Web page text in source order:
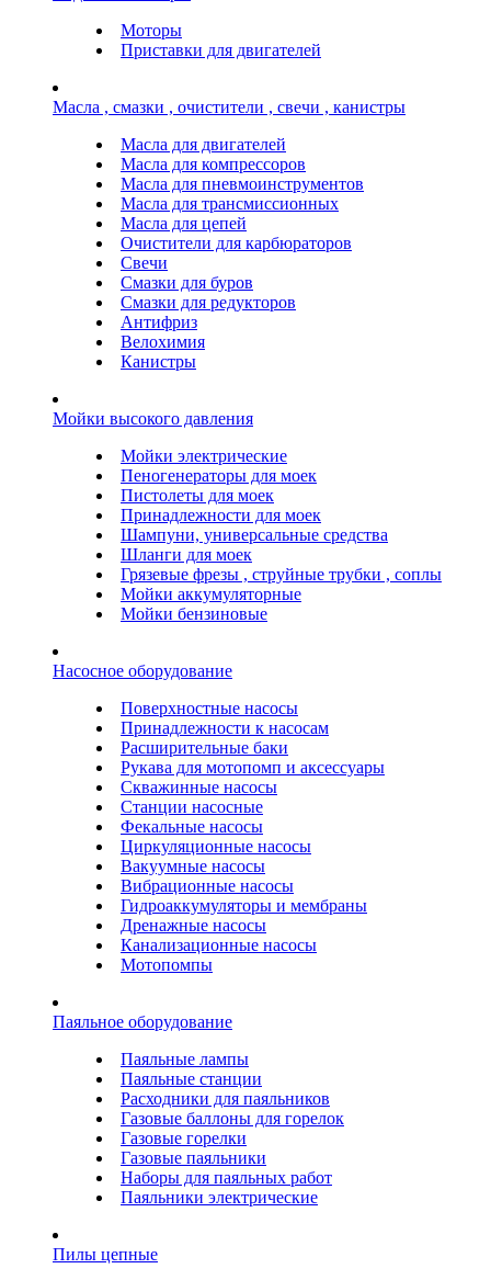
Моторы
Приставки для двигателей
Масла , смазки , очистители , свечи , канистры
Масла для двигателей
Масла для компрессоров
Масла для пневмоинструментов
Масла для трансмиссионных
Масла для цепей
Очистители для карбюраторов
Свечи
Смазки для буров
Смазки для редукторов
Антифриз
Велохимия
Канистры
Мойки высокого давления
Мойки электрические
Пеногенераторы для моек
Пистолеты для моек
Принадлежности для моек
Шампуни, универсальные средства
Шланги для моек
Грязевые фрезы , струйные трубки , соплы
Мойки аккумуляторные
Мойки бензиновые
Насосное оборудование
Поверхностные насосы
Принадлежности к насосам
Расширительные баки
Рукава для мотопомп и аксессуары
Скважинные насосы
Станции насосные
Фекальные насосы
Циркуляционные насосы
Вакуумные насосы
Вибрационные насосы
Гидроаккумуляторы и мембраны
Дренажные насосы
Канализационные насосы
Мотопомпы
Паяльное оборудование
Паяльные лампы
Паяльные станции
Расходники для паяльников
Газовые баллоны для горелок
Газовые горелки
Газовые паяльники
Наборы для паяльных работ
Паяльники электрические
Пилы цепные